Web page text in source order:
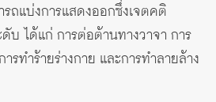
ถแบ่งการแสดงออกซึ่งเจตคติ
บ ได้แก่ การต่อต้านทางวาจา การ
รทำร้ายร่างกาย และการทำลายล้าง